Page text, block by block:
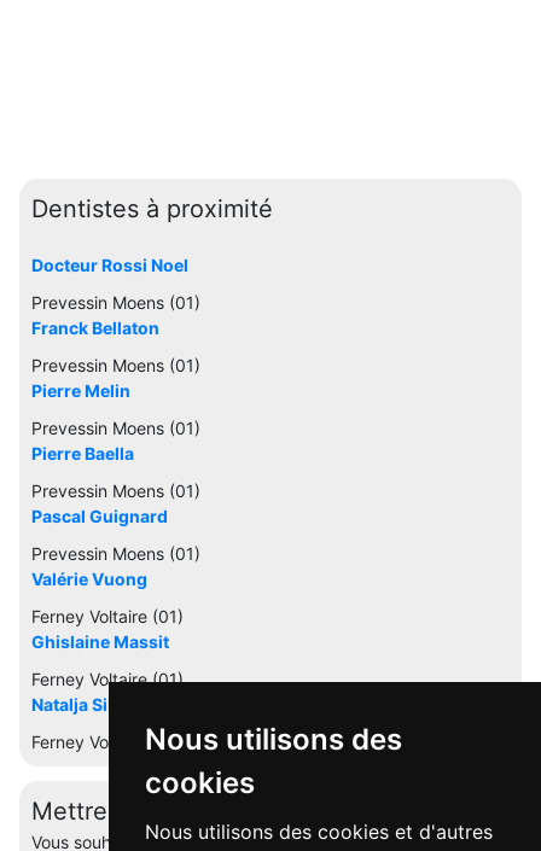
Nous utilisons des
cookies
Nous utilisons des cookies et d'autres
Dentistes à proximité
Docteur Rossi Noel
Prevessin Moens (01)
Franck Bellaton
Prevessin Moens (01)
Pierre Melin
Prevessin Moens (01)
Pierre Baella
Prevessin Moens (01)
Pascal Guignard
Prevessin Moens (01)
Valérie Vuong
Ferney Voltaire (01)
Ghislaine Massit
Ferney Voltaire (01)
Natalja Silcenko Allais Natalja
Ferney Voltaire (01)
Mettre à jour cette fiche
Vous souhaitez éditer votre profil ? Contactez-nous.